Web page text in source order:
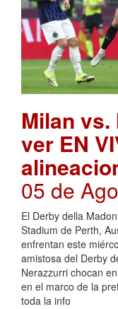
Milan
ver EN
05 de
El Derby della
Stadium de Perth,
enfrentan este
amistosa del Derby
Nerazzurri chocan
en el marco de la
toda la info